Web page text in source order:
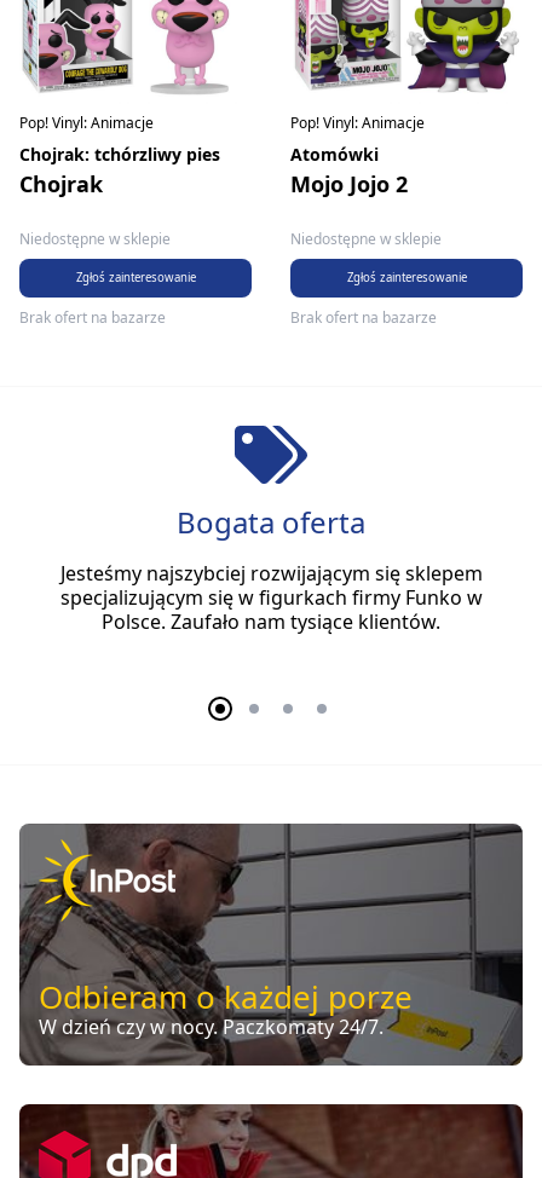
Pop! Vinyl: Animacje
Chojrak: tchórzliwy pies
Chojrak
Niedostępne w sklepie
Zgłoś zainteresowanie
Brak ofert na bazarze
Pop! Vinyl: Animacje
Atomówki
Mojo Jojo 2
Niedostępne w sklepie
Zgłoś zainteresowanie
Brak ofert na bazarze
Bogata oferta
Jesteśmy najszybciej rozwijającym się sklepem
specjalizującym się w figurkach firmy Funko w
Polsce. Zaufało nam tysiące klientów.
Odbieram o każdej porze
W dzień czy w nocy. Paczkomaty 24/7.